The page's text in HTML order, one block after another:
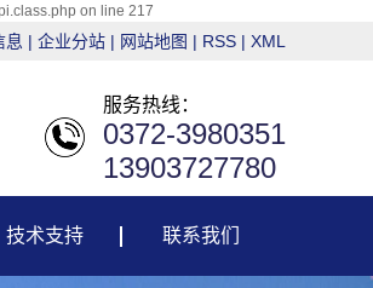
on line 217
息 | 企业分站 | 网站地图 | RSS | XML
服务热线：
0372-3980351
13903727780
技术支持 联系我们